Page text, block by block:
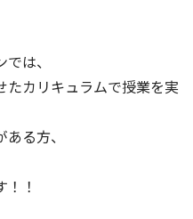
は、
たカリキュラムで授業を実
る方、
！